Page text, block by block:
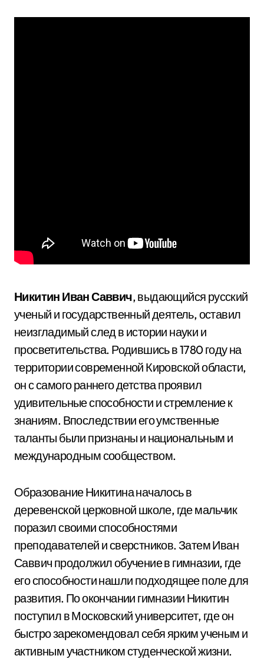
Никитин Иван Саввич, выдающийся русский
ученый и государственный деятель, оставил
неизгладимый след в истории науки и
просветительства. Родившись в 1780 году на
территории современной Кировской области,
он с самого раннего детства проявил
удивительные способности и стремление к
знаниям. Впоследствии его умственные
таланты были признаны и национальным и
международным сообществом.
Образование Никитина началось в
деревенской церковной школе, где мальчик
поразил своими способностями
преподавателей и сверстников. Затем Иван
Саввич продолжил обучение в гимназии, где
его способности нашли подходящее поле для
развития. По окончании гимназии Никитин
поступил в Московский университет, где он
быстро зарекомендовал себя ярким ученым и
активным участником студенческой жизни.